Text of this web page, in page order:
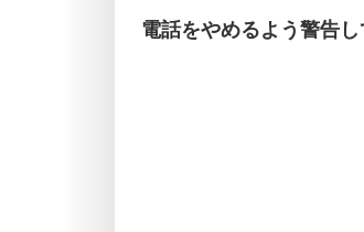
電話をやめるよう警告